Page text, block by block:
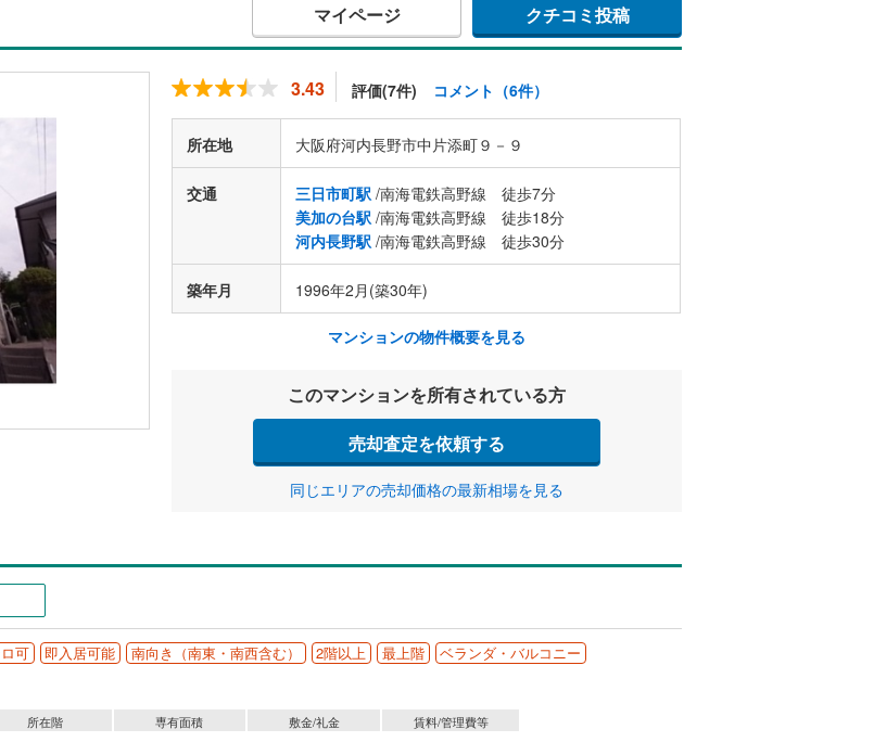
マイページ クチコミ投稿
3.43 評価(7件) コメント（6件）
所在地 大阪府河内長野市中片添町９－９
交通 三日市町駅 /南海電鉄高野線 徒歩7分
美加の台駅 /南海電鉄高野線 徒歩18分
河内長野駅 /南海電鉄高野線 徒歩30分
築年月 1996年2月(築30年)
マンションの物件概要を見る
このマンションを所有されている方
売却査定を依頼する
同じエリアの売却価格の最新相場を見る
可 即入居可能 南向き（南東・南西含む） 2階以上 最上階
ベランダ・バルコニー
賃料/管理費等
敷金/礼金
専有面積
所在階